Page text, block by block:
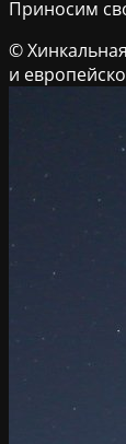
Приносим
©
и